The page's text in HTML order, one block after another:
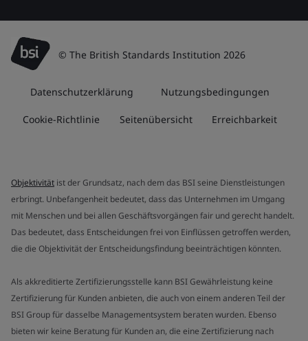
© The British Standards Institution 2026
Datenschutzerklärung Nutzungsbedingungen
Cookie-Richtlinie Seitenübersicht Erreichbarkeit
Objektivität ist der Grundsatz, nach dem das BSI seine Dienstleistungen
erbringt. Unbefangenheit bedeutet, dass das Unternehmen im Umgang
mit Menschen und bei allen Geschäftsvorgängen fair und gerecht handelt.
Das bedeutet, dass Entscheidungen frei von Einflüssen getroffen werden,
die die Objektivität der Entscheidungsfindung beeinträchtigen könnten.
Als akkreditierte Zertifizierungsstelle kann BSI Gewährleistung keine
Zertifizierung für Kunden anbieten, die auch von einem anderen Teil der
BSI Group für dasselbe Managementsystem beraten wurden. Ebenso
bieten wir keine Beratung für Kunden an, die eine Zertifizierung nach